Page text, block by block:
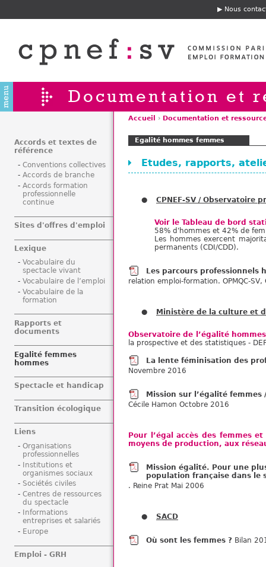
E
t
ê
e
Nous
Documentation et
s
Accueil › Documentation et
Egalité hommes femmes
Etudes, rapports,
CPNEF-SV / Observatoire
Voir le Tableau de bord
58% d'hommes et 42% de
Les hommes exercent
permanents (CDI/CDD).
Les parcours professionnels
relation emploi-formation. OPMQC-
Ministère de la culture et
Observatoire de l’égalité
la prospective et des statistiques -
La lente féminisation des
Novembre 2016
Mission sur l’égalité
Cécile Hamon Octobre 2016
Pour l’égal accès des femmes
moyens de production, aux
Mission égalité. Pour une
population française dans le
. Reine Prat Mai 2006
SACD
Où sont les femmes ? Bilan
Accords et textes de
référence
Conventions collectives
Accords de branche
Accords formation
professionnelle
continue
Sites d'offres d'emploi
Lexique
Vocabulaire du
spectacle vivant
Vocabulaire de l’emploi
Vocabulaire de la
formation
Rapports et
documents
Egalité femmes
hommes
Spectacle et handicap
Transition écologique
Liens
Organisations
professionnelles
Institutions et
organismes sociaux
Sociétés civiles
Centres de ressources
du spectacle
Informations
entreprises et salariés
Europe
Emploi - GRH